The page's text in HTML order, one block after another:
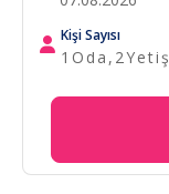
Kişi Sayısı
1 Oda, 2